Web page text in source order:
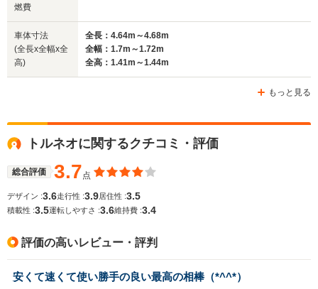
(全長x全幅x全高)
WLTCモード
燃費
燃費
車体寸法
(全長x全幅x全
高)
全長：4.64m～4.68m
全幅：1.7m～1.72m
全高：1.41m～1.44m
もっと見る
トルネオに関するクチコミ・評価
総合評価 3.7 点
デザイン :3.6走行性 :3.9居住性 :3.5
積載性 :3.5運転しやすさ :3.6維持費 :3.4
評価の高いレビュー・評判
安くて速くて使い勝手の良い最高の相棒（*^^*）